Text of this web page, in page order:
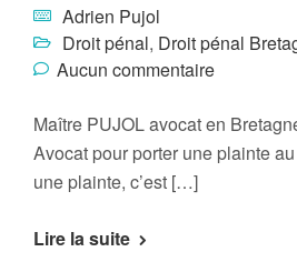
Adrien Pujol
Droit pénal, Droit pénal
Aucun commentaire
Maître PUJOL avocat en
Avocat pour porter une plainte
une plainte, c’est […]
Lire la suite